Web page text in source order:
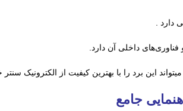
دارد .
داخلی آن دارد.
این برد را با بهترین کیفیت از الکترونیک سنتر
جامع